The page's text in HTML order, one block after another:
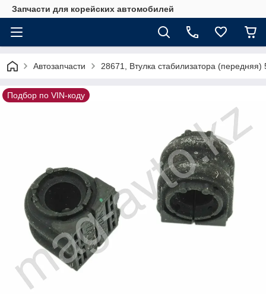
Запчасти для корейских автомобилей
Автозапчасти 28671, Втулка стабилизатора
Подбор по VIN-коду